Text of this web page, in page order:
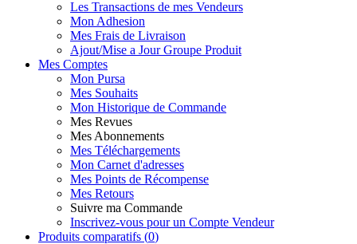
Les Transactions de mes Vendeurs
Mon Adhesion
Mes Frais de Livraison
Ajout/Mise a Jour Groupe Produit
Mes Comptes
Mon Pursa
Mes Souhaits
Mon Historique de Commande
Mes Revues
Mes Abonnements
Mes Téléchargements
Mon Carnet d'adresses
Mes Points de Récompense
Mes Retours
Suivre ma Commande
Inscrivez-vous pour un Compte Vendeur
Produits comparatifs (0)